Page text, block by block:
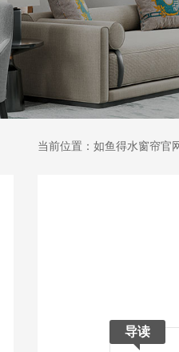
当前位置： 如鱼得水窗帘官
导读